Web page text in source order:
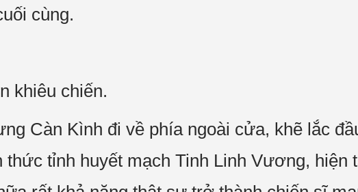
cùng.
khiêu chiến.
Càn Kình đi về phía ngoài cửa, khẽ lắc
tỉnh huyết mạch Tinh Linh Vương, hiện